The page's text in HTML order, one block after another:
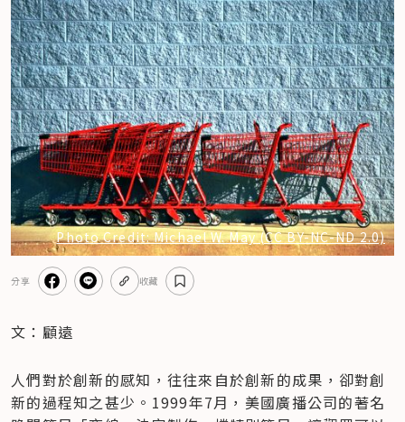
Photo Credit: Michael W. May (CC BY-NC-ND 2.0)
分享 收藏
文：顧遠
人們對於創新的感知，往往來自於創新的成果，卻對創
新的過程知之甚少。1999年7月，美國廣播公司的著名